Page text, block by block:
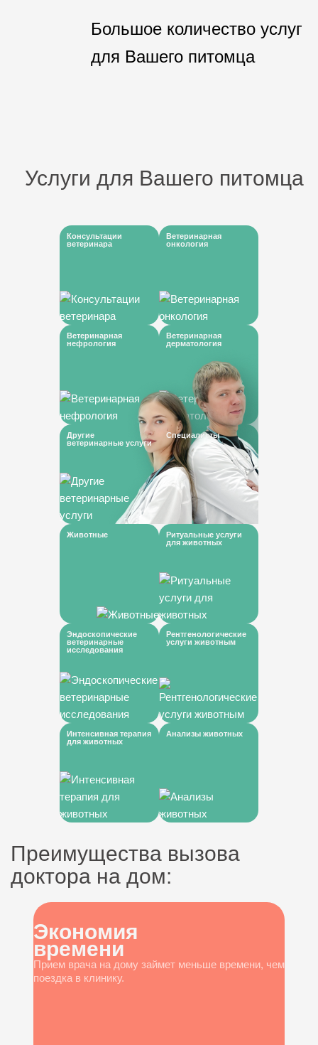
Большое количество услуг
для Вашего питомца
Услуги для Вашего питомца
Консультации
ветеринара
Ветеринарная
онкология
Ветеринарная
нефрология
Ветеринарная
дерматология
Другие
ветеринарные услуги
Специалисты
Животные
Ритуальные услуги
для животных
Эндоскопические
ветеринарные
исследования
Рентгенологические
услуги животным
Интенсивная терапия
для животных
Анализы животных
Преимущества вызова
доктора на дом:
Экономия
времени
Прием врача на дому займет меньше времени, чем
поездка в клинику.